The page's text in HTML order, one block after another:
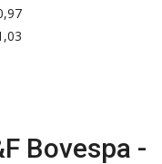
Bovespa -